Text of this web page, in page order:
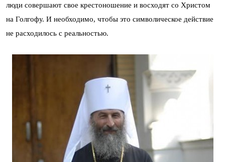
люди совершают свое крестоношение и восходят со Христом
на Голгофу. И необходимо, чтобы это символическое действие
не расходилось с реальностью.